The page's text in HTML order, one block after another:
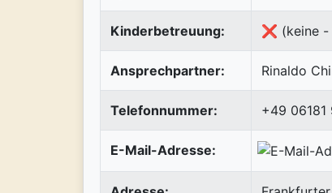
Kinderbetreuung: ❌ (keine -
Ansprechpartner: Rinaldo
Telefonnummer: +49 06181
E-Mail-Adresse: